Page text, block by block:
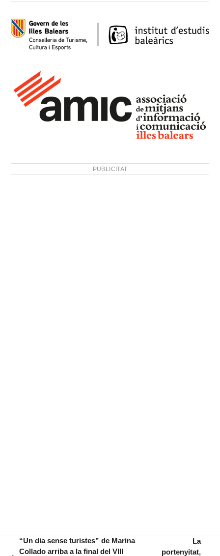
PUBLICITAT
“Un dia sense turistes” de Marina
Collado arriba a la final del VIII
La
portenyitat,